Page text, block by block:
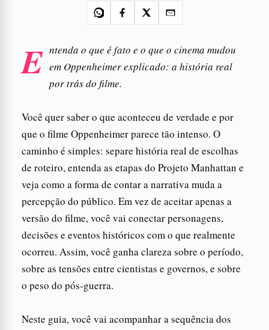
E ntenda o que é fato e o que o cinema mudou
em Oppenheimer explicado: a história real
por trás do filme.
Você quer saber o que aconteceu de verdade e por
que o filme Oppenheimer parece tão intenso. O
caminho é simples: separe história real de escolhas
de roteiro, entenda as etapas do Projeto Manhattan e
veja como a forma de contar a narrativa muda a
percepção do público. Em vez de aceitar apenas a
versão do filme, você vai conectar personagens,
decisões e eventos históricos com o que realmente
ocorreu. Assim, você ganha clareza sobre o período,
sobre as tensões entre cientistas e governos, e sobre
o peso do pós-guerra.
Neste guia, você vai acompanhar a sequência dos